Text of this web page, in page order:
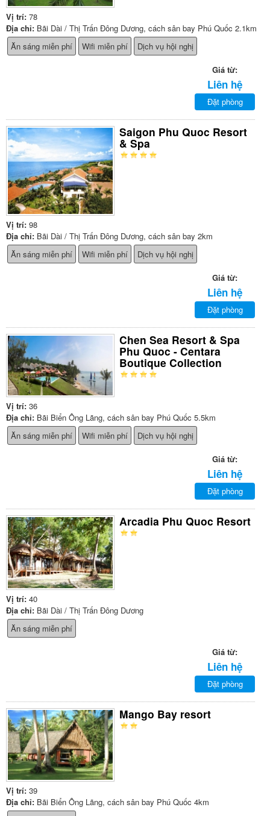
Vị trí: 78
Địa chỉ: Bãi Dài / Thị Trấn Đông Dương, cách sân bay Phú Quốc 2.1km
Ăn sáng miễn phí
Wifi miễn phí Dịch vụ hội nghị
Giá từ:
Liên hệ
Đặt phòng
Saigon Phu Quoc Resort
& Spa
Vị trí: 98
Địa chỉ: Bãi Dài / Thị Trấn Đông Dương, cách sân bay 2km
Ăn sáng miễn phí
Wifi miễn phí Dịch vụ hội nghị
Giá từ:
Liên hệ
Đặt phòng
Chen Sea Resort & Spa
Phu Quoc - Centara
Boutique Collection
Vị trí: 36
Địa chỉ: Bãi Biển Ông Lãng, cách sân bay Phú Quốc 5.5km
Ăn sáng miễn phí
Wifi miễn phí Dịch vụ hội nghị
Giá từ:
Liên hệ
Đặt phòng
Arcadia Phu Quoc Resort
Vị trí: 40
Địa chỉ: Bãi Dài / Thị Trấn Đông Dương
Ăn sáng miễn phí
Giá từ:
Liên hệ
Đặt phòng
Mango Bay resort
Vị trí: 39
Địa chỉ: Bãi Biển Ông Lãng, cách sân bay Phú Quốc 4km